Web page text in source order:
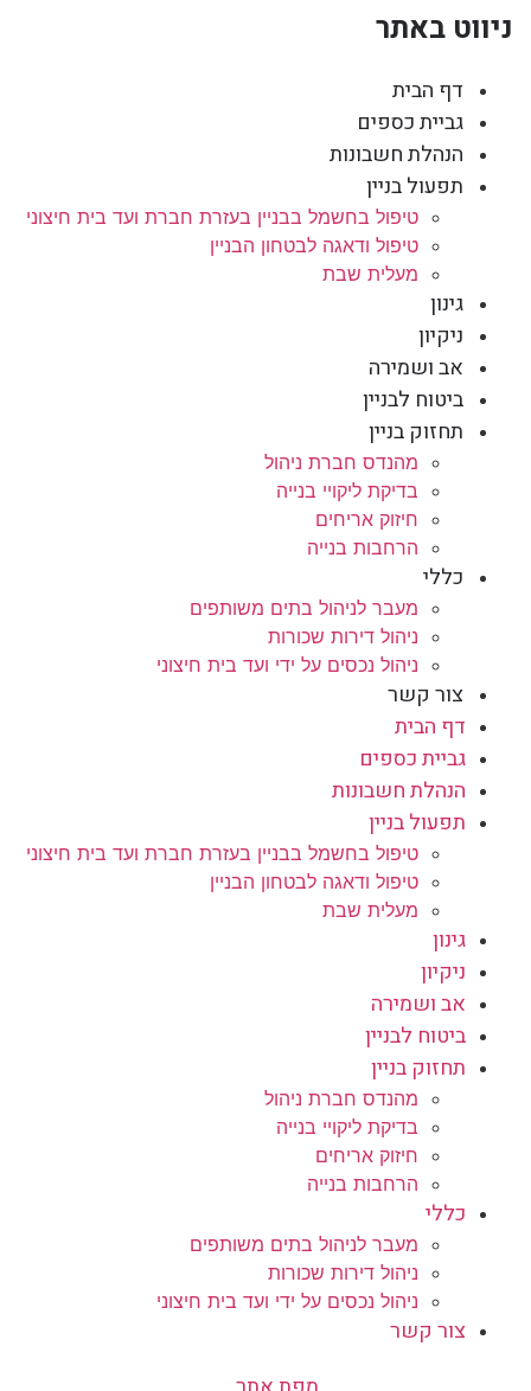
ניווט באתר
דף הבית
גביית כספים
הנהלת חשבונות
תפעול בניין
טיפול בחשמל בבניין בעזרת חברת ועד בית חיצוני
טיפול ודאגה לבטחון הבניין
מעלית שבת
גינון
ניקיון
אב ושמירה
ביטוח לבניין
תחזוק בניין
מהנדס חברת ניהול
בדיקת ליקויי בנייה
חיזוק אריחים
הרחבות בנייה
כללי
מעבר לניהול בתים משותפים
ניהול דירות שכורות
ניהול נכסים על ידי ועד בית חיצוני
צור קשר
דף הבית
גביית כספים
הנהלת חשבונות
תפעול בניין
טיפול בחשמל בבניין בעזרת חברת ועד בית חיצוני
טיפול ודאגה לבטחון הבניין
מעלית שבת
גינון
ניקיון
אב ושמירה
ביטוח לבניין
תחזוק בניין
מהנדס חברת ניהול
בדיקת ליקויי בנייה
חיזוק אריחים
הרחבות בנייה
כללי
מעבר לניהול בתים משותפים
ניהול דירות שכורות
ניהול נכסים על ידי ועד בית חיצוני
צור קשר